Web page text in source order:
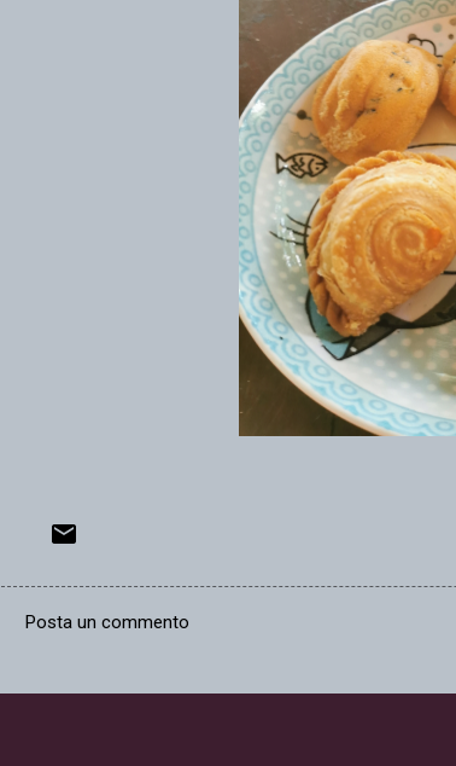
Posta un commento